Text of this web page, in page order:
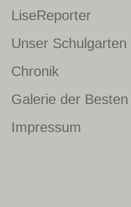
LiseReporter
Unser Schulgarten
Chronik
Galerie der Besten
Impressum